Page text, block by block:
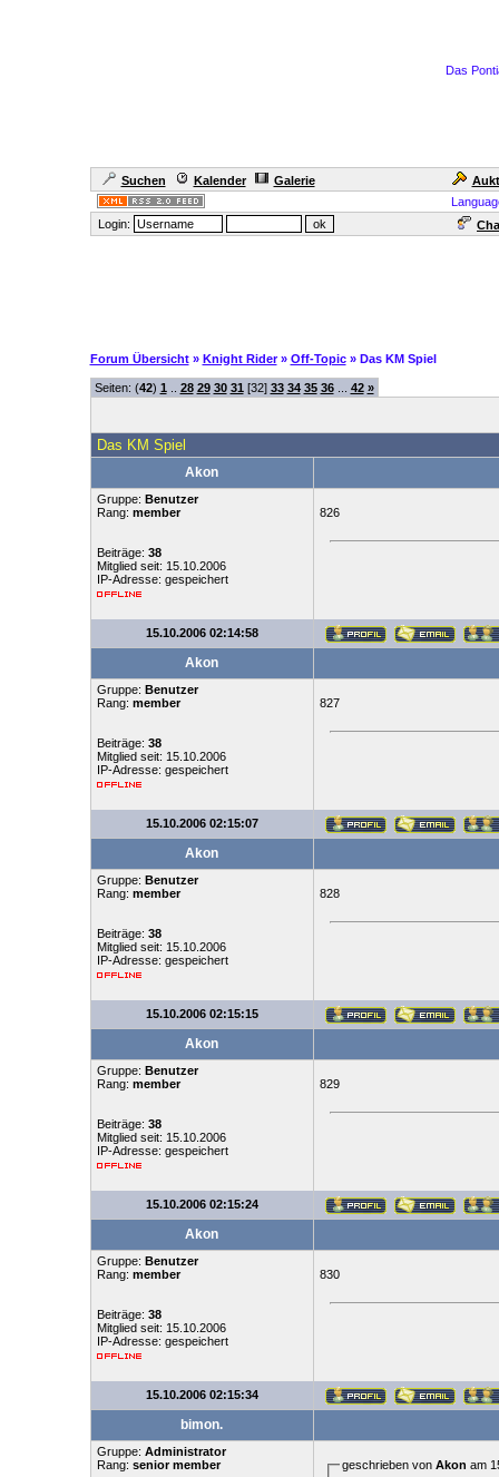
Das
Suchen Kalender Galerie
Login:
Forum Übersicht » Knight Rider » Off-Topic » Das KM Spiel
Seiten: (42) 1 28 29 30 31 [32] 33 34 35 36... 42 »
Das KM Spiel
Akon
Gruppe: Benutzer
Rang: member
Beiträge: 38
Mitglied seit: 15.10.2006
IP-Adresse: gespeichert
826
15.10.2006 02:14:58
Akon
Gruppe: Benutzer
Rang: member
Beiträge: 38
Mitglied seit: 15.10.2006
IP-Adresse: gespeichert
827
15.10.2006 02:15:07
Akon
Gruppe: Benutzer
Rang: member
Beiträge: 38
Mitglied seit: 15.10.2006
IP-Adresse: gespeichert
828
15.10.2006 02:15:15
Akon
Gruppe: Benutzer
Rang: member
Beiträge: 38
Mitglied seit: 15.10.2006
IP-Adresse: gespeichert
829
15.10.2006 02:15:24
Akon
Gruppe: Benutzer
Rang: member
Beiträge: 38
Mitglied seit: 15.10.2006
IP-Adresse: gespeichert
830
15.10.2006 02:15:34
bimon.
Gruppe: Administrator
Rang: senior member geschrieben von Akon am